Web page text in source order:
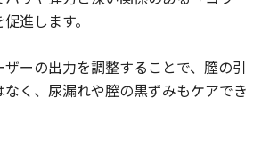
進します。
ーの出力を調整することで、膣の引
なく、尿漏れや膣の黒ずみもケアでき